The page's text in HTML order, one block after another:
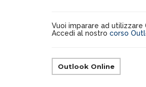
Vuoi imparare ad
Accedi al nostro corso
Outlook Online